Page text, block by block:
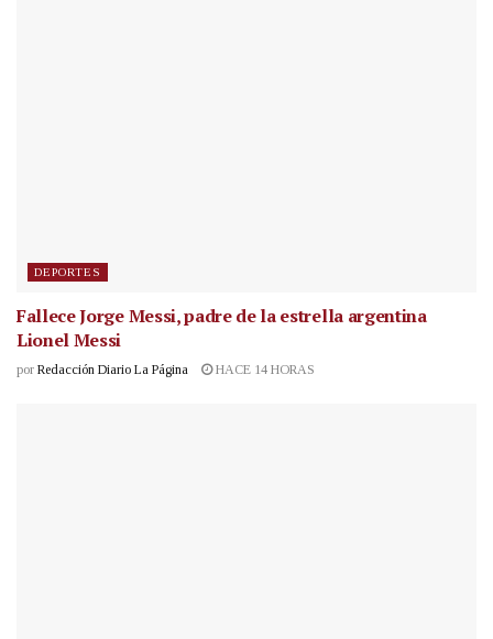
DEPORTES
Fallece Jorge Messi, padre de la estrella argentina
Lionel Messi
por Redacción Diario La Página HACE 14 HORAS